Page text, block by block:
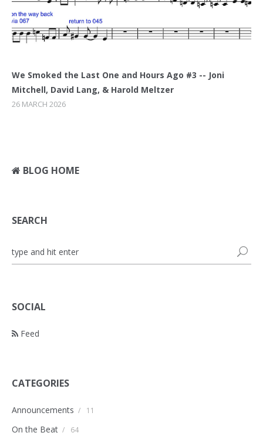
We Smoked the Last One and Hours Ago #3 -- Joni
Mitchell, David Lang, & Harold Meltzer
26 MARCH 2026
BLOG HOME
SEARCH
SOCIAL
Feed
CATEGORIES
Announcements / 11
On the Beat / 64